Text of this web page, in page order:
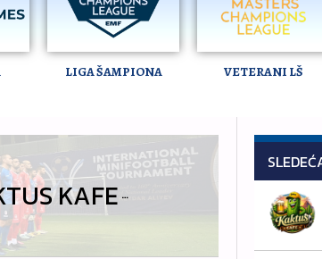
LIGA ŠAMPIONA VETERANI LŠ
KAFE